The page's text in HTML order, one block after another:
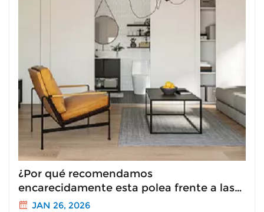
¿Por qué recomendamos
encarecidamente esta polea frente a las
tradicionales?
JAN 26, 2026